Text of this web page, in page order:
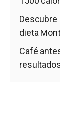
Descubre
dieta
Café